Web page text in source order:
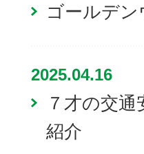
ゴールデ
2025.04.16
７才の交
紹介